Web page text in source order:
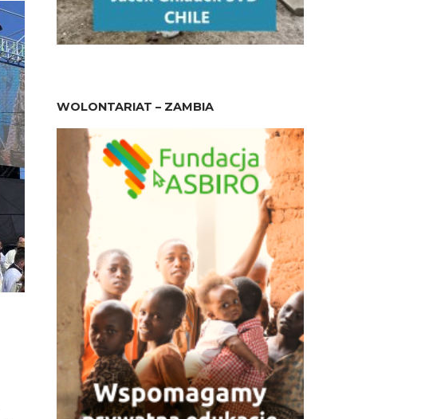
WOLONTARIAT – ZAMBIA